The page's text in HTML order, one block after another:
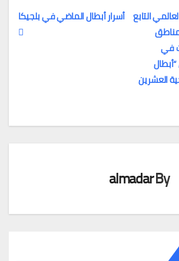
أسرار أبطال الماضي في بلجيكا التابع
في
العشرين
By
almadar